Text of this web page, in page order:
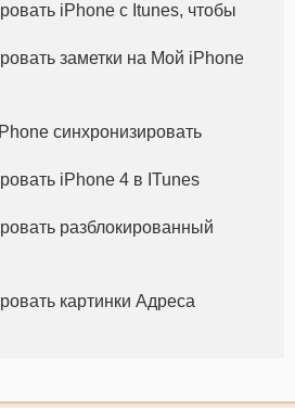
сторо
iPhone с Itunes, чтобы
заметки на Мой iPhone
синхронизировать
iPhone 4 в ITunes
разблокированный
картинки Адреса